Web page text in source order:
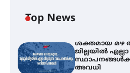
Top News
ശക്തമായ മഴ
ജില്ലയിൽ എല്ലാ
അവധി